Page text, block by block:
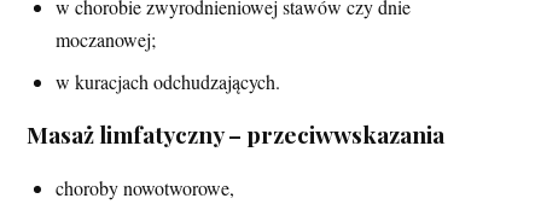
w chorobie zwyrodnieniowej stawów czy dnie
moczanowej;
w kuracjach odchudzających.
Masaż limfatyczny – przeciwwskazania
choroby nowotworowe,